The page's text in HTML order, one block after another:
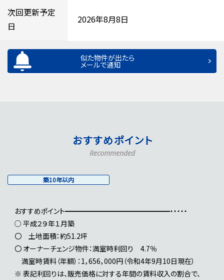
次回更新予定
日
2026年8月8日
似た物件が出たら
メールで通知
おすすめポイント
Recommended
築10年以内
おすすめポイント━━━━━━━━━━━━━━━・・・・・
○ 平成２９年１月築
〇 土地面積：約51.2坪
〇 オーナーチェンジ物件：満室時利回り 4.7％
満室時賃料（年額）：1，656，000円（令和4年9月10日現在）
※ 表記利回りは、販売価格に対する年間の賃料収入の割合で、